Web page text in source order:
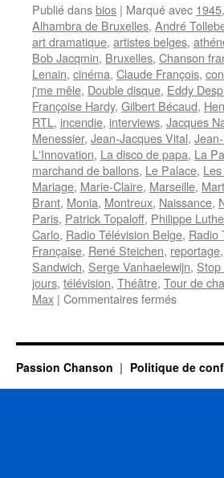
Publié dansbios | Marqué avec 1945,
Alhambra de Bruxelles, André
art dramatique, artistes belges,
Bob Jacqmin, Bruxelles, Chanson
Lenain, cinéma, Claude François,
j'me mêle, Double disque, Eddy
Françoise Hardy, Gilbert Bécaud,
RTL , incendie, interviews, Jacques
Menessier, Jean-Jacques Vital,
L'Innovation, La disco de papa, La
marchand de ballons, Le Palace,
Mariage, Marie-Claire, Marseille,
Brant, Monia, Montreux, Naissance,
Paris, Patrick Topaloff, Philippe
Carlo, Radio Télévision Belge, Radio
Française, René Steichen, reportage,
Sandwich, Serge Vanhaelewijn,
jours, télévision, Théâtre, Tour de
Max | Commentaires ferméssur
Passion Chanson Politique de